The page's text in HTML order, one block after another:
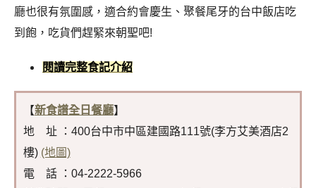
廳也很有氛圍感，適合約會慶生、聚餐尾牙的台中飯店吃
到飽，吃貨們趕緊來朝聖吧!
閱讀完整食記介紹
【新食譜全日餐廳】
地 址 ：400台中市中區建國路111號(李方艾美酒店2
樓) (地圖)
電 話 ：04-2222-5966